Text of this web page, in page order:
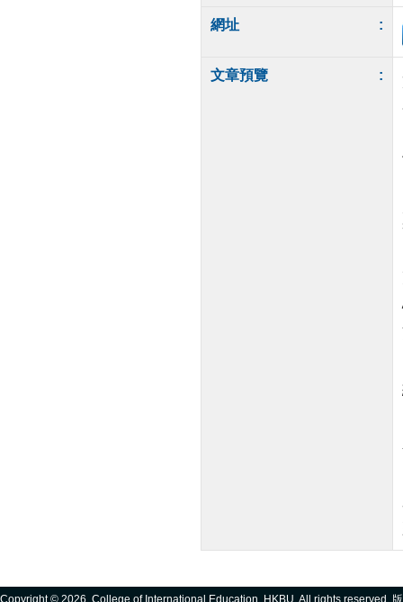
網址 :
文章預覽 :
Copyright © 2026. College of International Education, HKBU. All rights reserved.